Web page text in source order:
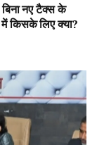
बिना नए टैक्स के
में किसके लिए क्या?